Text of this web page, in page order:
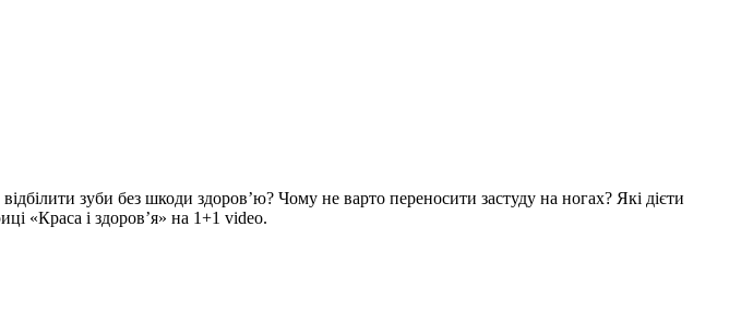
зуби без шкоди здоров’ю? Чому не варто переносити застуду на ногах? Які дієти
«Краса і здоров’я» на 1+1 video.